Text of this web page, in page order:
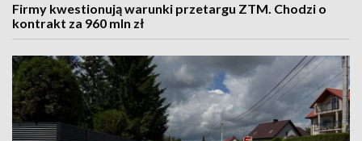
Firmy kwestionują warunki przetargu ZTM. Chodzi o
kontrakt za 960 mln zł